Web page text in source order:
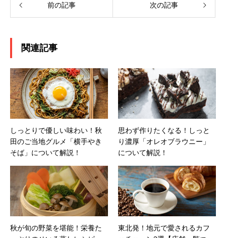
前の記事 次の記事
関連記事
しっとりで優しい味わい！秋
田のご当地グルメ「横手やき
そば」について解説！
思わず作りたくなる！しっと
り濃厚「オレオブラウニー」
について解説！
秋が旬の野菜を堪能！栄養た
東北発！地元で愛されるカフ